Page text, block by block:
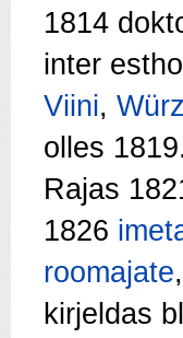
1814
inter
Viini,
olles
Rajas
1826
roomajate
kirjeldas